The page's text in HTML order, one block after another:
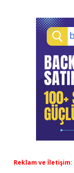
Reklam ve İletişim: